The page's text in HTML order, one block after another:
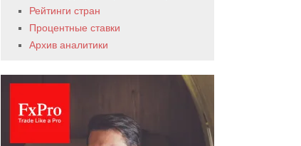
Рейтинги стран
Процентные ставки
Архив аналитики